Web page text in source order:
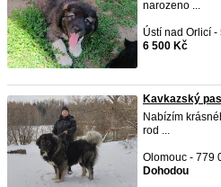
narozeno ...
Ústí nad Orlicí -
6 500 Kč
Kavkazský
Nabízím
rod ...
Olomouc - 779
Dohodou